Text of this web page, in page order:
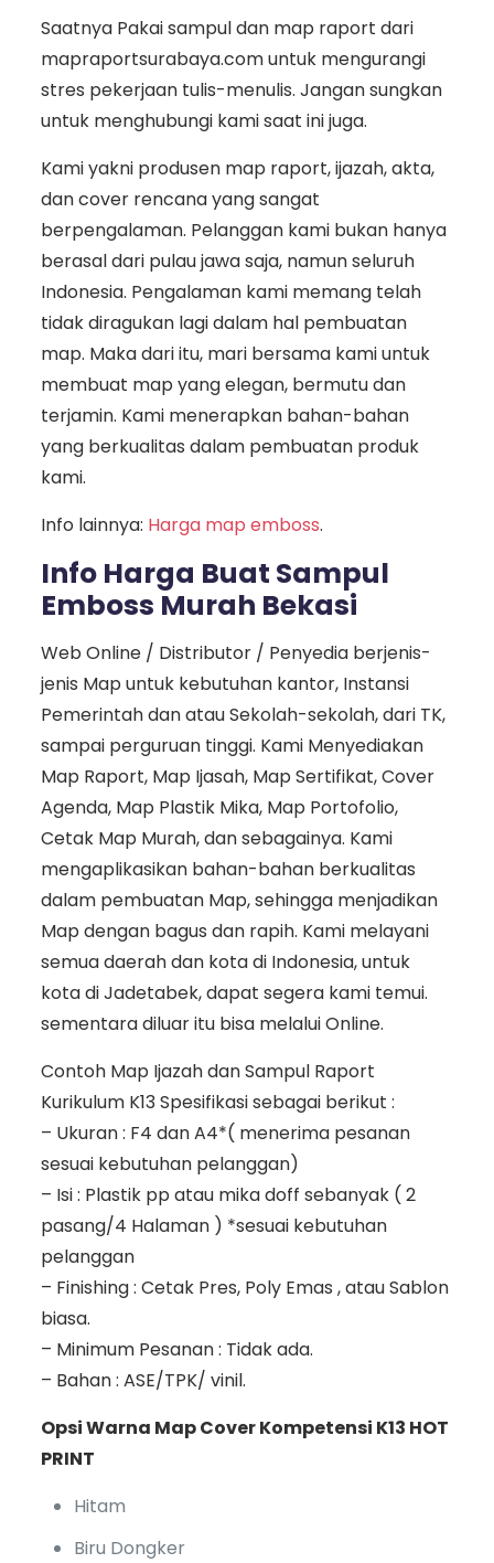
Saatnya Pakai sampul dan map raport dari
mapraportsurabaya.com untuk mengurangi
stres pekerjaan tulis-menulis. Jangan sungkan
untuk menghubungi kami saat ini juga.
Kami yakni produsen map raport, ijazah, akta,
dan cover rencana yang sangat
berpengalaman. Pelanggan kami bukan hanya
berasal dari pulau jawa saja, namun seluruh
Indonesia. Pengalaman kami memang telah
tidak diragukan lagi dalam hal pembuatan
map. Maka dari itu, mari bersama kami untuk
membuat map yang elegan, bermutu dan
terjamin. Kami menerapkan bahan-bahan
yang berkualitas dalam pembuatan produk
kami.
Info lainnya: Harga map emboss.
Info Harga Buat Sampul
Emboss Murah Bekasi
Web Online / Distributor / Penyedia berjenis-
jenis Map untuk kebutuhan kantor, Instansi
Pemerintah dan atau Sekolah-sekolah, dari TK,
sampai perguruan tinggi. Kami Menyediakan
Map Raport, Map Ijasah, Map Sertifikat, Cover
Agenda, Map Plastik Mika, Map Portofolio,
Cetak Map Murah, dan sebagainya. Kami
mengaplikasikan bahan-bahan berkualitas
dalam pembuatan Map, sehingga menjadikan
Map dengan bagus dan rapih. Kami melayani
semua daerah dan kota di Indonesia, untuk
kota di Jadetabek, dapat segera kami temui.
sementara diluar itu bisa melalui Online.
Contoh Map Ijazah dan Sampul Raport
Kurikulum K13 Spesifikasi sebagai berikut :
– Ukuran : F4 dan A4*( menerima pesanan
sesuai kebutuhan pelanggan)
– Isi : Plastik pp atau mika doff sebanyak ( 2
pasang/4 Halaman ) *sesuai kebutuhan
pelanggan
– Finishing : Cetak Pres, Poly Emas , atau Sablon
biasa.
– Minimum Pesanan : Tidak ada.
– Bahan : ASE/TPK/ vinil.
Opsi Warna Map Cover Kompetensi K13 HOT
PRINT
Hitam
Biru Dongker